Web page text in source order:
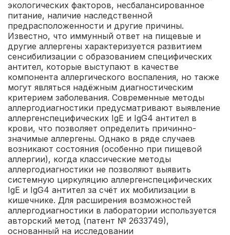
экологических факторов, несбалансированное
питание, наличие наследственной
предрасположенности и другие причины.
Известно, что иммунный ответ на пищевые и
другие аллергены характеризуется развитием
сенсибилизации с образованием специфических
антител, которые выступают в качестве
компонента аллергического воспаления, но также
могут являться надёжным диагностическим
критерием заболевания. Современные методы
аллергодиагностики предусматривают выявление
аллергенспецифических IgЕ и IgG4 антител в
крови, что позволяет определить причинно-
значимые аллергены. Однако в ряде случаев
возникают состояния (особенно при пищевой
аллергии), когда классические методы
аллергодиагностики не позволяют выявить
системную циркуляцию аллергенспецифических
IgE и IgG4 антител за счёт их мобилизации в
кишечнике. Для расширения возможностей
аллергодиагностики в лаборатории используется
авторский метод (патент № 2633749),
основанный на исследовании